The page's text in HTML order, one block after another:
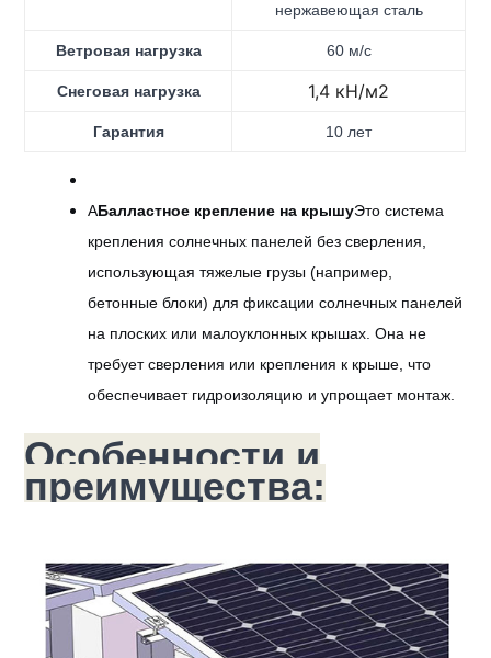
нержавеющая сталь
Ветровая нагрузка 60 м/с
Снеговая нагрузка 1,4 кН/м2
Гарантия 10 лет
АБалластное крепление на крышуЭто система
крепления солнечных панелей без сверления,
использующая тяжелые грузы (например,
бетонные блоки) для фиксации солнечных панелей
на плоских или малоуклонных крышах. Она не
требует сверления или крепления к крыше, что
обеспечивает гидроизоляцию и упрощает монтаж.
Особенности и
преимущества: